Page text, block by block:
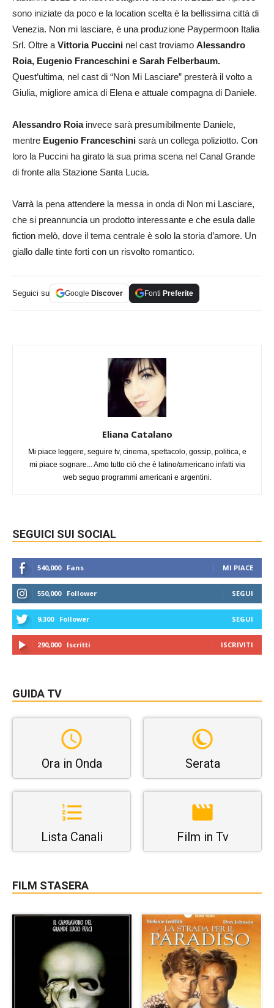
sono iniziate da poco e la location scelta è la bellissima città di
Venezia. Non mi lasciare, è una produzione Paypermoon Italia
Srl. Oltre a Vittoria Puccini nel cast troviamo Alessandro
Roia, Eugenio Franceschini e Sarah Felberbaum.
Quest’ultima, nel cast di “Non Mi Lasciare” presterà il volto a
Giulia, migliore amica di Elena e attuale compagna di Daniele.
Alessandro Roiainvece sarà presumibilmente Daniele,
mentre Eugenio Franceschini sarà un collega poliziotto. Con
loro la Puccini ha girato la sua prima scena nel Canal Grande
di fronte alla Stazione Santa Lucia.
Varrà la pena attendere la messa in onda di Non mi Lasciare,
che si preannuncia un prodotto interessante e che esula dalle
fiction melò, dove il tema centrale è solo la storia d’amore. Un
giallo dalle tinte forti con un risvolto romantico.
Seguici su Google Discover Fonti Preferite
Eliana Catalano
Mi piace leggere, seguire tv, cinema, spettacolo, gossip, politica, e
mi piace sognare... Amo tutto ciò che è latino/americano infatti via
web seguo programmi americani e argentini.
SEGUICI SUI SOCIAL
540,000 Fans MI PIACE
550,000 Follower SEGUI
9,300 Follower SEGUI
290,000 Iscritti ISCRIVITI
GUIDA TV
Ora in Onda Serata
Lista Canali Film in Tv
FILM STASERA